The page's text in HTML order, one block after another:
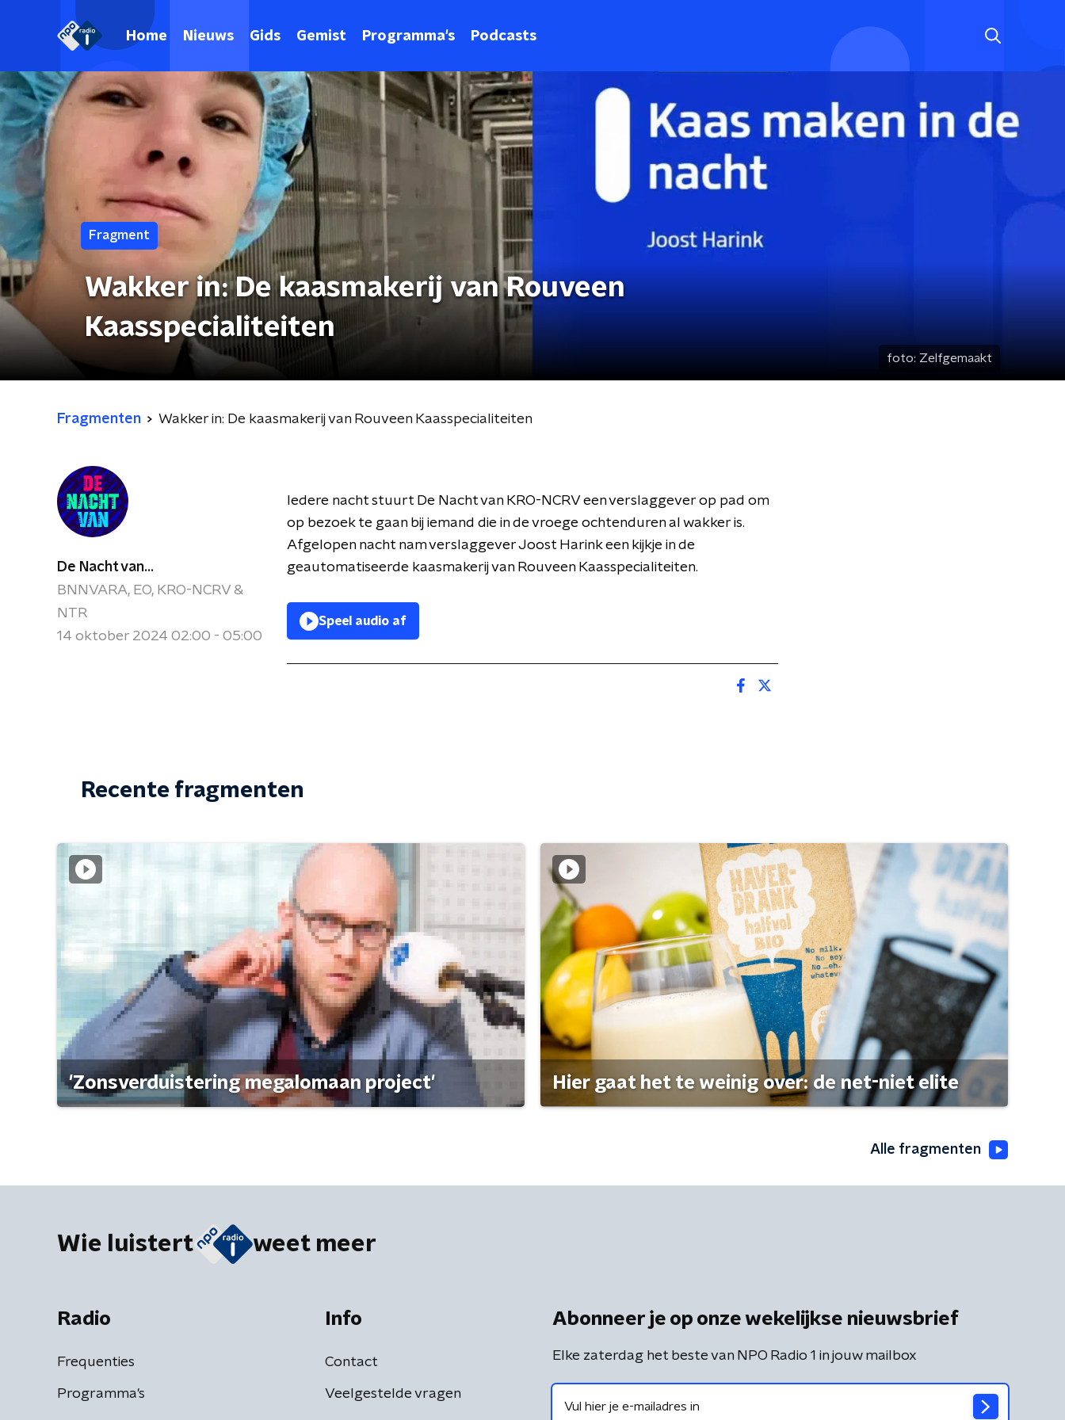
Home Nieuws Gids Gemist Programma's Podcasts
Fragment
Wakker in: De kaasmakerij van Rouveen
Kaasspecialiteiten
foto: Zelfgemaakt
Fragmenten Wakker in: De kaasmakerij van Rouveen Kaasspecialiteiten
De Nacht van...
BNNVARA, EO, KRO-NCRV &
NTR
14 oktober 2024 02:00 - 05:00
Iedere nacht stuurt De Nacht van KRO-NCRV een verslaggever op pad om
op bezoek te gaan bij iemand die in de vroege ochtenduren al wakker is.
Afgelopen nacht nam verslaggever Joost Harink een kijkje in de
geautomatiseerde kaasmakerij van Rouveen Kaasspecialiteiten.
Speel audio af
Recente fragmenten
'Zonsverduistering megalomaan project' Hier gaat het te weinig over: de net-niet elite
Alle fragmenten
Wie luistert weet meer
Radio
Frequenties
Programma's
Info
Contact
Veelgestelde vragen
Abonneer je op onze wekelijkse nieuwsbrief
Elke zaterdag het beste van NPO Radio 1 in jouw mailbox